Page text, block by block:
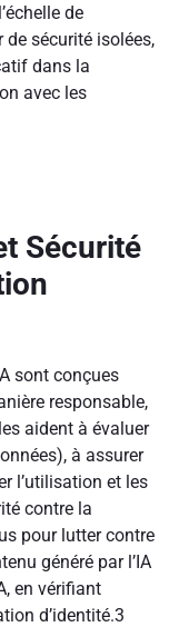
de
de sécurité isolées,
dans la
avec les
Sécurité
sont conçues
responsable,
aident à évaluer
à assurer
l’utilisation et les
contre la
pour lutter contre
généré par l’IA
en vérifiant
d’identité.3